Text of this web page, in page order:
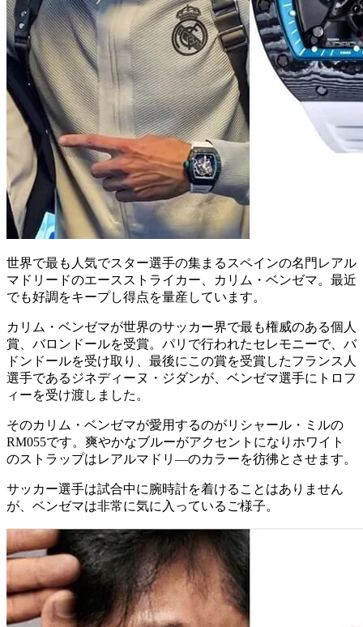
世界で最も人気でスター選手の集まるスペインの名門レアル
マドリードのエースストライカー、カリム・ベンゼマ。最近
でも好調をキープし得点を量産しています。
カリム・ベンゼマが世界のサッカー界で最も権威のある個人
賞、バロンドールを受賞。パリで行われたセレモニーで、バ
ドンドールを受け取り、最後にこの賞を受賞したフランス人
選手であるジネディーヌ・ジダンが、ベンゼマ選手にトロフ
ィーを受け渡しました。
そのカリム・ベンゼマが愛用するのがリシャール・ミルの
RM055です。爽やかなブルーがアクセントになりホワイト
のストラップはレアルマドリ―のカラーを彷彿とさせます。
サッカー選手は試合中に腕時計を着けることはありません
が、ベンゼマは非常に気に入っているご様子。